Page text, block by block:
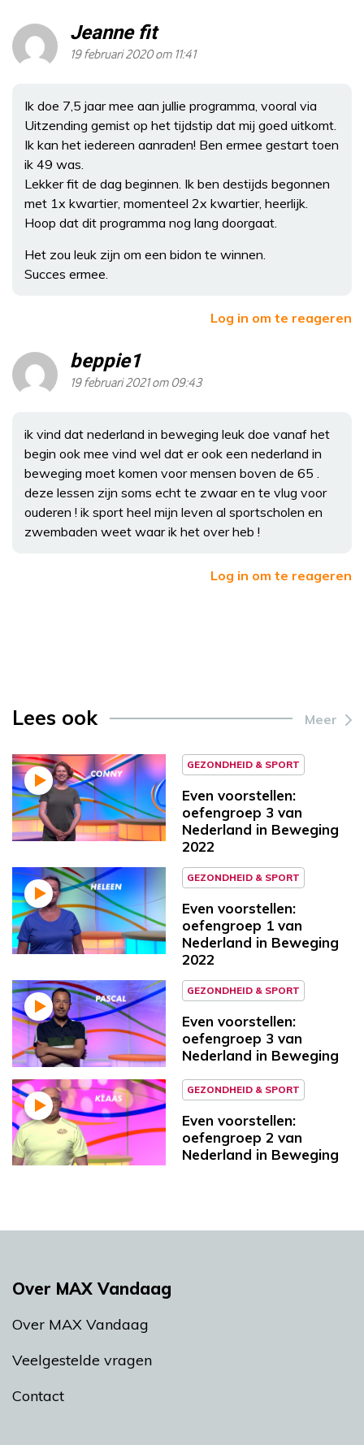
Jeanne fit
19 februari 2020 om 11:41
Ik doe 7,5 jaar mee aan jullie programma, vooral via
Uitzending gemist op het tijdstip dat mij goed uitkomt.
Ik kan het iedereen aanraden! Ben ermee gestart toen
ik 49 was.
Lekker fit de dag beginnen. Ik ben destijds begonnen
met 1x kwartier, momenteel 2x kwartier, heerlijk.
Hoop dat dit programma nog lang doorgaat.
Het zou leuk zijn om een bidon te winnen.
Succes ermee.
Log in om te reageren
beppie1
19 februari 2021 om 09:43
ik vind dat nederland in beweging leuk doe vanaf het
begin ook mee vind wel dat er ook een nederland in
beweging moet komen voor mensen boven de 65 .
deze lessen zijn soms echt te zwaar en te vlug voor
ouderen ! ik sport heel mijn leven al sportscholen en
zwembaden weet waar ik het over heb !
Log in om te reageren
Lees ook Meer
GEZONDHEID & SPORT
Even voorstellen:
oefengroep 3 van
Nederland in Beweging
2022
GEZONDHEID & SPORT
Even voorstellen:
oefengroep 1 van
Nederland in Beweging
2022
GEZONDHEID & SPORT
Even voorstellen:
oefengroep 3 van
Nederland in Beweging
GEZONDHEID & SPORT
Even voorstellen:
oefengroep 2 van
Nederland in Beweging
Over MAX Vandaag
Over MAX Vandaag
Veelgestelde vragen
Contact